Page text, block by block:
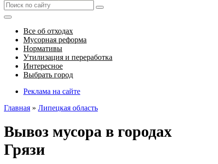
Все об отходах
Мусорная реформа
Нормативы
Утилизация и переработка
Интересное
Выбрать город
Реклама на сайте
Главная » Липецкая область
Вывоз мусора в городах
Грязи